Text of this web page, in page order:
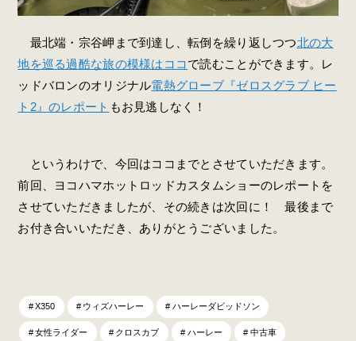
最北端・宗谷岬まで到達し、転倒を繰り返しつつ北の大
地を巡る過酷な旅の模様はココ で読むことができます。レ
ッドバロンのオリジナル電熱グローブ『ゼロスグラブ ヒー
ト2』のレポート もお見逃しなく！
というわけで、今回はココまでとさせていただきます。
前回、ヨコハマホットロッドカスタムショーのレポートを
させていただきましたが、その続きは次回に！ 最後まで
お付き合いいただき、ありがとうございました。
X350 ウィズハーレー ハーレーダビッドソン
女性ライダー クロスカブ ハーレー 中古車